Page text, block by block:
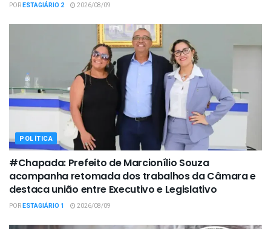
PORESTAGIÁRIO 2 2026/08/09
POLÍTICA
#Chapada: Prefeito de Marcionílio Souza
acompanha retomada dos trabalhos da Câmara e
destaca união entre Executivo e Legislativo
PORESTAGIÁRIO 1 2026/08/09